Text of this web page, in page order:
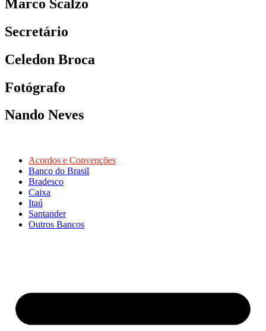
Marco Scalzo
Secretário
Celedon Broca
Fotógrafo
Nando Neves
Acordos e Convenções
Banco do Brasil
Bradesco
Caixa
Itaú
Santander
Outros Bancos